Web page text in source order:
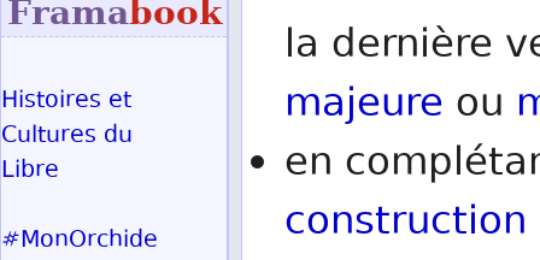
la dernière
majeure ou
en
construction
Framabook
Histoires et
Cultures du
Libre
#MonOrchide